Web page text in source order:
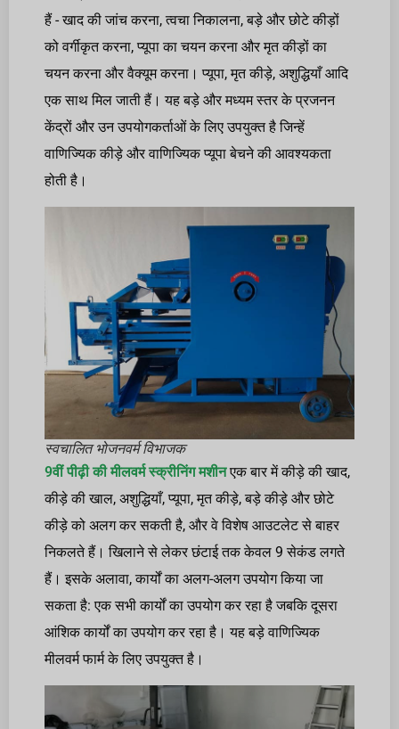
हैं - खाद की जांच करना, त्वचा निकालना, बड़े और छोटे कीड़ों
को वर्गीकृत करना, प्यूपा का चयन करना और मृत कीड़ों का
चयन करना और वैक्यूम करना। प्यूपा, मृत कीड़े, अशुद्धियाँ आदि
एक साथ मिल जाती हैं। यह बड़े और मध्यम स्तर के प्रजनन
केंद्रों और उन उपयोगकर्ताओं के लिए उपयुक्त है जिन्हें
वाणिज्यिक कीड़े और वाणिज्यिक प्यूपा बेचने की आवश्यकता
होती है।
स्वचालित भोजनवर्म विभाजक
9वीं पीढ़ी की मीलवर्म स्क्रीनिंग मशीनएक बार में कीड़े की खाद,
कीड़े की खाल, अशुद्धियाँ, प्यूपा, मृत कीड़े, बड़े कीड़े और छोटे
कीड़े को अलग कर सकती है, और वे विशेष आउटलेट से बाहर
निकलते हैं। खिलाने से लेकर छंटाई तक केवल 9 सेकंड लगते
हैं। इसके अलावा, कार्यों का अलग-अलग उपयोग किया जा
सकता है: एक सभी कार्यों का उपयोग कर रहा है जबकि दूसरा
आंशिक कार्यों का उपयोग कर रहा है। यह बड़े वाणिज्यिक
मीलवर्म फार्म के लिए उपयुक्त है।